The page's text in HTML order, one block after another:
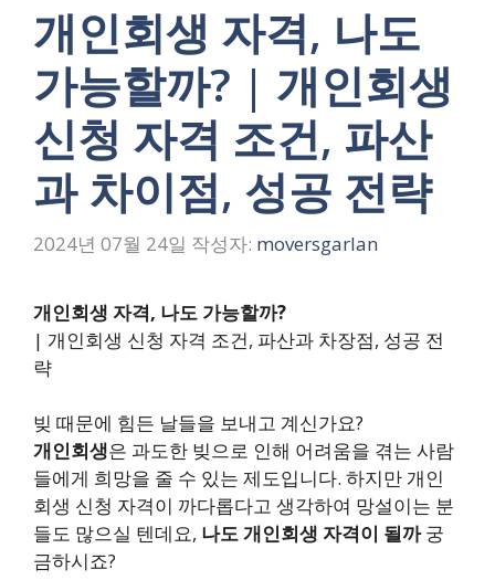
개인회생 자격, 나도
가능할까? | 개인회생
신청 자격 조건, 파산
과 차이점, 성공 전략
2024년 07월 24일 작성자: moversgarlan
개인회생 자격, 나도 가능할까?
| 개인회생 신청 자격 조건, 파산과 차장점, 성공 전
략
빚 때문에 힘든 날들을 보내고 계신가요?
개인회생은 과도한 빚으로 인해 어려움을 겪는 사람
들에게 희망을 줄 수 있는 제도입니다. 하지만 개인
회생 신청 자격이 까다롭다고 생각하여 망설이는 분
들도 많으실 텐데요, 나도 개인회생 자격이 될까궁
금하시죠?